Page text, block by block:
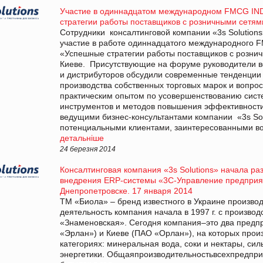
Участие в одиннадцатом международном FMCG
стратегии работы поставщиков с розничными
Сотрудники консалтинговой компании «3s
участие в работе одиннадцатого международного
«Успешные стратегии работы поставщиков с
Киеве. Присутствующие на форуме руководители
и дистрибуторов обсудили современные тенденции
производства собственных торговых марок и
практическим опытом по усовершенствованию
инструментов и методов повышения
ведущими бизнес-консультантами компании «3s
потенциальными клиентами, заинтересованными
детальніше
24 березня 2014
Консалтинговая компания «3s Solutions» начала
внедрения ERP-системы «3С-Управление
Днепропетровске. 17 января 2014
ТМ «Биола» – бренд известного в Украине
деятельность компания начала в 1997 г. с
«Знаменовская». Сегодня компания–это два
«Эрлан») и Киеве (ПАО «Орлан»), на которых
категориях: минеральная вода, соки и нектары,
энергетики.